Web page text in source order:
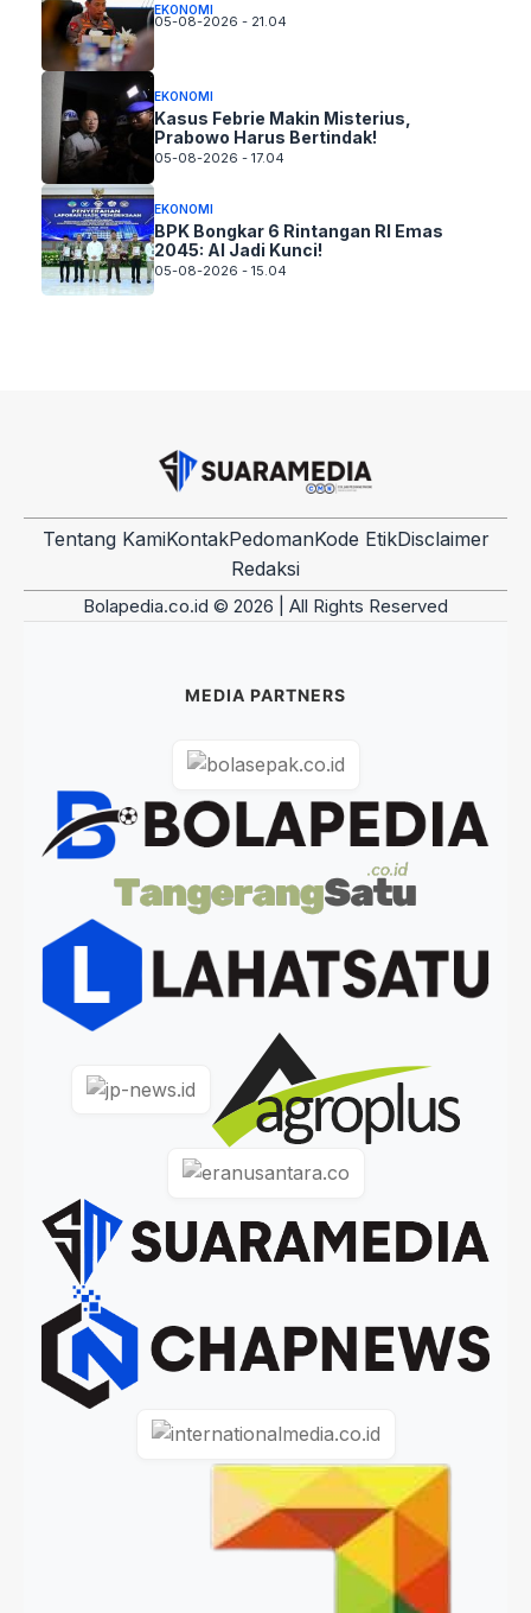
EKONOMI
05-08-2026 - 21.04
EKONOMI
Kasus Febrie Makin Misterius,
Prabowo Harus Bertindak!
05-08-2026 - 17.04
EKONOMI
BPK Bongkar 6 Rintangan RI Emas
2045: AI Jadi Kunci!
05-08-2026 - 15.04
Tentang KamiKontakPedomanKode EtikDisclaimer
Redaksi
Bolapedia.co.id © 2026 | All Rights Reserved
MEDIA PARTNERS